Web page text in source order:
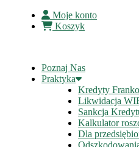
Moje konto
Koszyk
Poznaj Nas
Praktyka
Kredyty
Likwidacja
Sankcja
Kalkulator
Dla